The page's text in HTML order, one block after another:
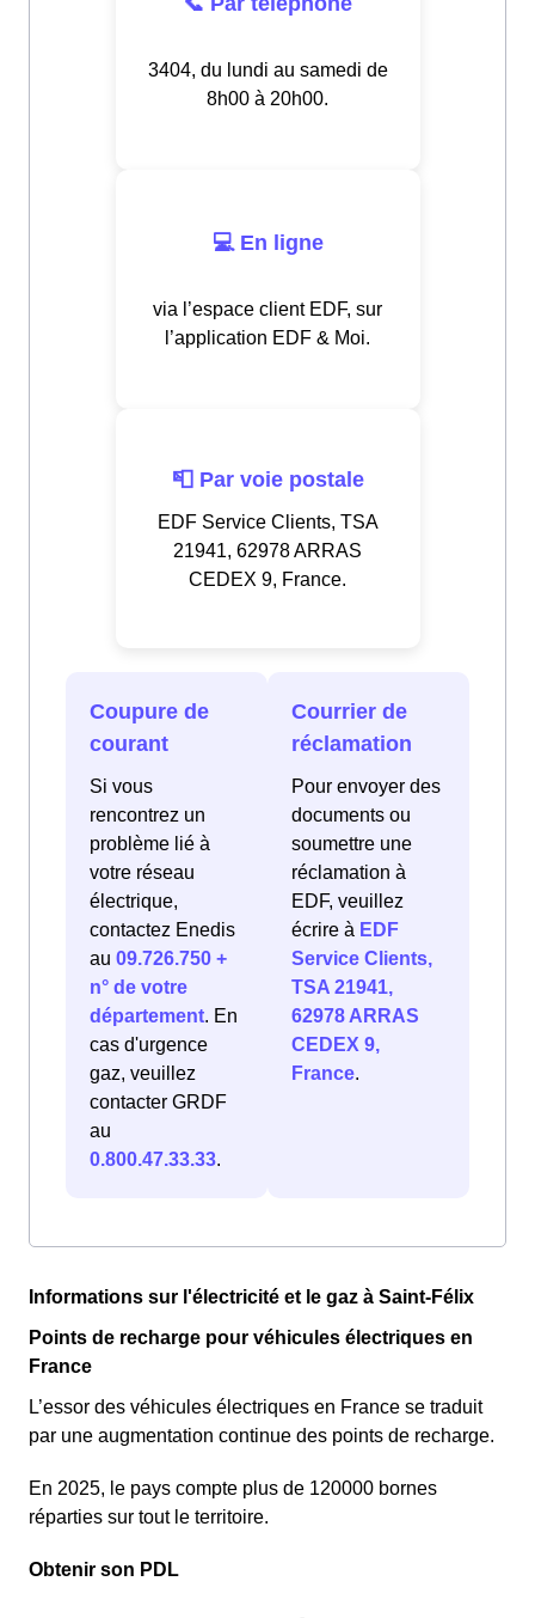
3404, du lundi au samedi de
8h00 à 20h00.
💻 En ligne
via l’espace client EDF, sur
l’application EDF & Moi.
📮 Par voie postale
EDF Service Clients, TSA
21941, 62978 ARRAS
CEDEX 9, France.
Coupure de
courant
Si vous
rencontrez un
problème lié à
votre réseau
électrique,
contactez Enedis
au 09.726.750 +
n° de votre
département. En
cas d'urgence
gaz, veuillez
contacter GRDF
au
0.800.47.33.33.
Courrier de
réclamation
Pour envoyer des
documents ou
soumettre une
réclamation à
EDF, veuillez
écrire à EDF
Service Clients,
TSA 21941,
62978 ARRAS
CEDEX 9,
France.
Informations sur l'électricité et le gaz à Saint-Félix
Points de recharge pour véhicules électriques en
France
L’essor des véhicules électriques en France se traduit
par une augmentation continue des points de recharge.
En 2025, le pays compte plus de 120000 bornes
réparties sur tout le territoire.
Obtenir son PDL